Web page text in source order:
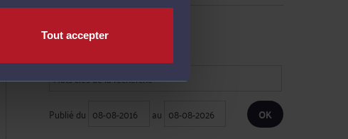
Tout accepter
RECHERCHE
Publié du au